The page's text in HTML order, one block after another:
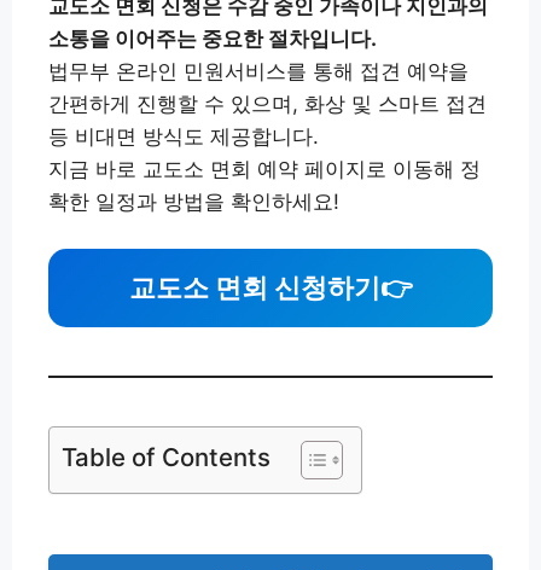
교도소 면회 신청은 수감 중인 가족이나 지인과의
소통을 이어주는 중요한 절차입니다.
법무부 온라인 민원서비스를 통해 접견 예약을
간편하게 진행할 수 있으며, 화상 및 스마트 접견
등 비대면 방식도 제공합니다.
지금 바로 교도소 면회 예약 페이지로 이동해 정
확한 일정과 방법을 확인하세요!
교도소 면회 신청하기👉
Table of Contents